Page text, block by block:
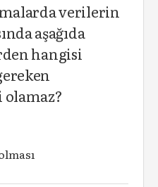
verilerin
aşağıda
hangisi